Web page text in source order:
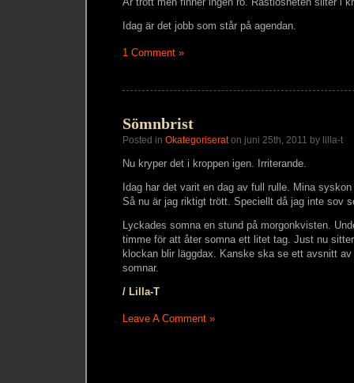
Idag är det jobb som står på agendan.
1 Comment »
Sömnbrist
Posted in Okategoriseraton juni 25th, 2011 by lilla-t
Nu kryper det i kroppen igen. Irriterande.
Idag har det varit en dag av full rulle. Mina
Så nu är jag riktigt trött. Speciellt då jag inte sov
Lyckades somna en stund på morgonkvisten.
timme för att åter somna ett litet tag. Just nu
klockan blir läggdax. Kanske ska se ett avsnitt
somnar.
/ Lilla-T
Leave A Comment »